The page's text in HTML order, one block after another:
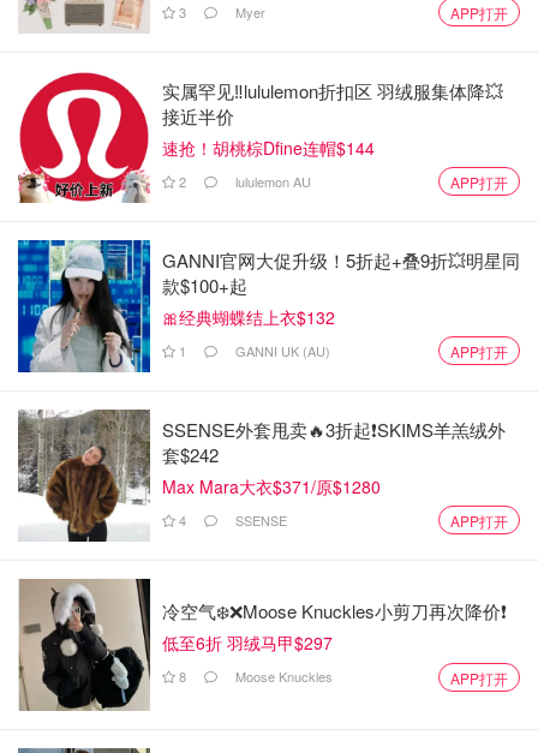
3 Myer APP打开
实属罕见‼️lululemon折扣区 羽绒服集体降💥
接近半价
速抢！胡桃棕Dfine连帽$144
2 lululemon AU APP打开
GANNI官网大促升级！5折起+叠9折💥明星同
款$100+起
🎀经典蝴蝶结上衣$132
1 GANNI UK (AU) APP打开
SSENSE外套甩卖🔥3折起❗SKIMS羊羔绒外
套$242
Max Mara大衣$371/原$1280
4 SSENSE APP打开
冷空气❄️❌️Moose Knuckles小剪刀再次降价❗️
低至6折 羽绒马甲$297
8 Moose Knuckles APP打开